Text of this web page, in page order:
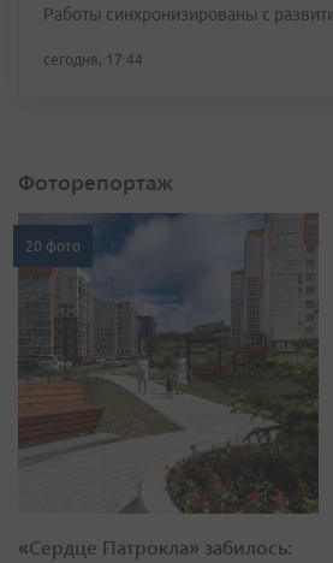
Работы синхронизированы с
сегодня, 17:44
Фоторепортаж
20 фото
«Сердце Патрокла» забилось: